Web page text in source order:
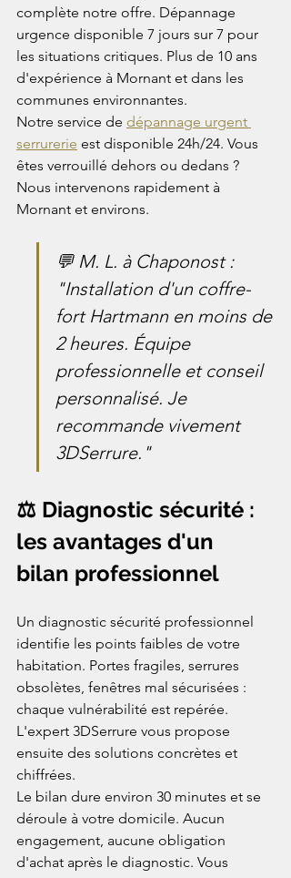
complète notre offre. Dépannage
urgence disponible 7 jours sur 7 pour
les situations critiques. Plus de 10 ans
d'expérience à Mornant et dans les
communes environnantes.
Notre service de dépannage urgent
serrurerie est disponible 24h/24. Vous
êtes verrouillé dehors ou dedans ?
Nous intervenons rapidement à
Mornant et environs.
💬 M. L. à Chaponost :
"Installation d'un coffre-
fort Hartmann en moins de
2 heures. Équipe
professionnelle et conseil
personnalisé. Je
recommande vivement
3DSerrure."
⚖️ Diagnostic sécurité :
les avantages d'un
bilan professionnel
Un diagnostic sécurité professionnel
identifie les points faibles de votre
habitation. Portes fragiles, serrures
obsolètes, fenêtres mal sécurisées :
chaque vulnérabilité est repérée.
L'expert 3DSerrure vous propose
ensuite des solutions concrètes et
chiffrées.
Le bilan dure environ 30 minutes et se
déroule à votre domicile. Aucun
engagement, aucune obligation
d'achat après le diagnostic. Vous